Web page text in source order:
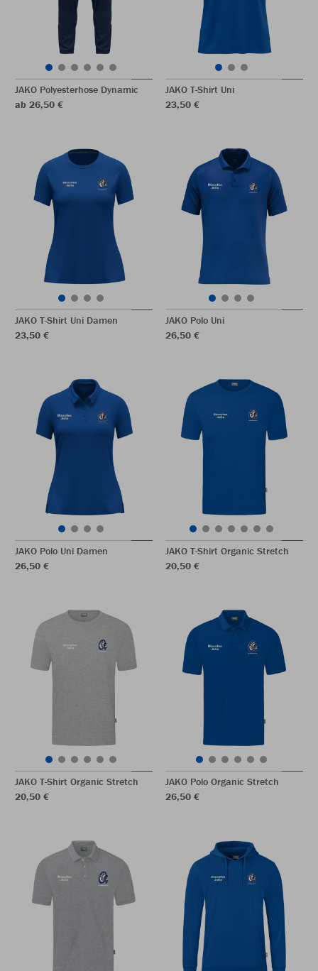
JAKO Polyesterhose Dynamic
ab 26,50 €
JAKO T-Shirt Uni
23,50 €
JAKO T-Shirt Uni Damen
23,50 €
JAKO Polo Uni
26,50 €
JAKO Polo Uni Damen
26,50 €
JAKO T-Shirt Organic Stretch
20,50 €
JAKO T-Shirt Organic Stretch
20,50 €
JAKO Polo Organic Stretch
26,50 €